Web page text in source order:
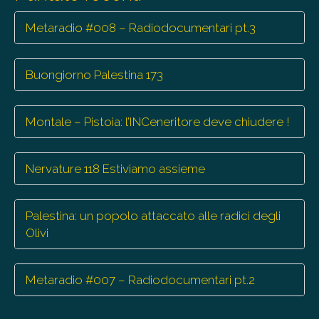
Metaradio #008 – Radiodocumentari pt.3
Buongiorno Palestina 173
Montale – Pistoia: l’INCeneritore deve chiudere !
Nervature 118 Estiviamo assieme
Palestina: un popolo attaccato alle radici degli
Olivi
Metaradio #007 – Radiodocumentari pt.2